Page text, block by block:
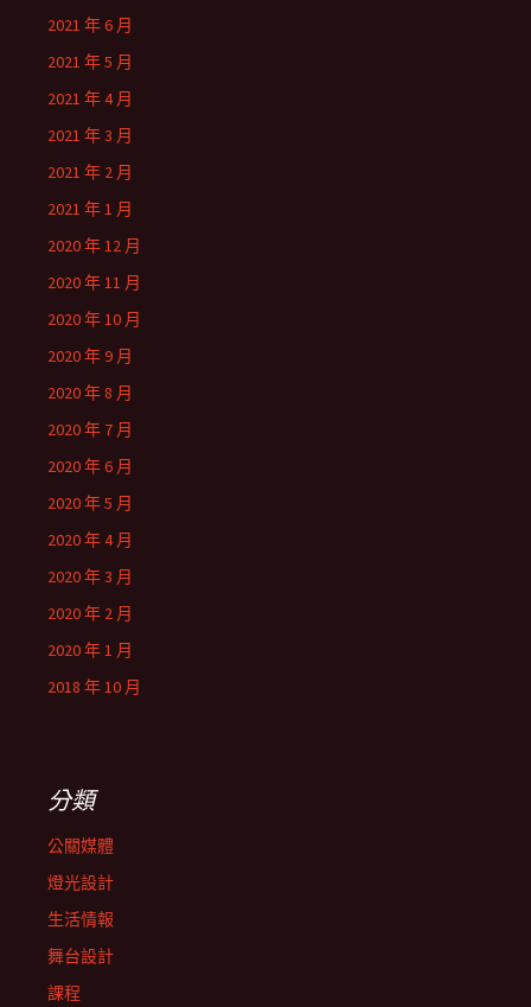
2021 年 6 月
2021 年 5 月
2021 年 4 月
2021 年 3 月
2021 年 2 月
2021 年 1 月
2020 年 12 月
2020 年 11 月
2020 年 10 月
2020 年 9 月
2020 年 8 月
2020 年 7 月
2020 年 6 月
2020 年 5 月
2020 年 4 月
2020 年 3 月
2020 年 2 月
2020 年 1 月
2018 年 10 月
分類
公關媒體
燈光設計
生活情報
舞台設計
課程